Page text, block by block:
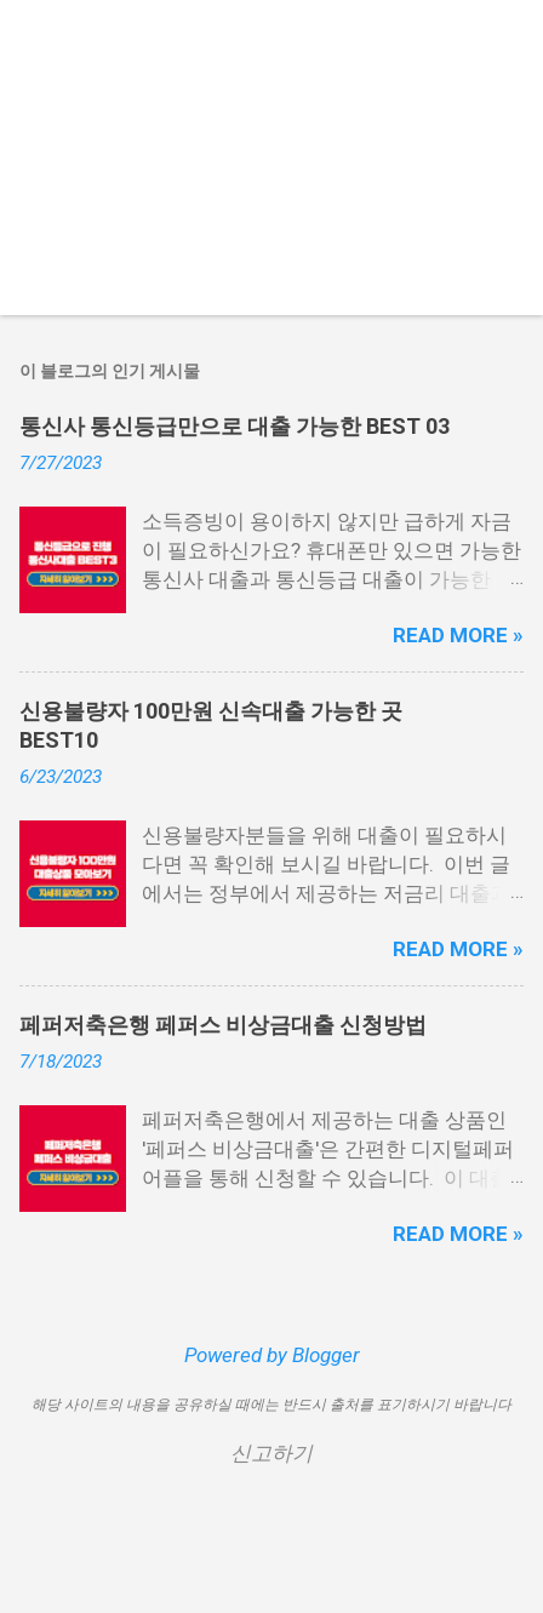
이 블로그의 인기 게시물
통신사 통신등급만으로 대출 가능한 BEST 03
7/27/2023
소득증빙이 용이하지 않지만 급하게 자금
이 필요하신가요? 휴대폰만 있으면 가능한
통신사 대출과 통신등급 대출이 가능한 곳
신사 대출이란? 급히 자금이 필요한 상황
이 발생하면, 때로는 소액 대출을 고려해야
할 수도 있습니다. 하지만 이직 준비로 인
해 무직 상태이거나 소득 증빙이 어려운 상
대출 상품은 휴대폰만 있으면 간편하게 신
청할 수 있으며, 통신 등급에 따라 대출이
가능합니다. 마치 신용등급처럼 등급별로
부 내역과 장기간에 걸쳐 통신사를 이용한
우량한 고객이면, 추가 혜택도 받을 수 있
습니다. 급히 자금이 필요한 경우, 소액 대
해야 할 수도 있습니다. 그러나 통신사 대
출을 고민해보셨다면, 무직자에게는 매우
기쁜 소식일 것입니다. 통신사 대출은 휴대
통신 사용량을 토대로 신용 등급을 부여하
다. 통신사 대출 및 통신 등급 대출이 가능
한 모바일 간편 대출 상품에 대한 안내를
가능한 곳 BEST03 1. 핀크 생활비 대출 핀
READ MORE »
신용불량자 100만원 신속대출 가능한 곳
BEST10
6/23/2023
신용불량자분들을 위해 대출이 필요하시
다면 꼭 확인해 보시길 바랍니다. 이번 글
에서는 정부에서 제공하는 저금리 대출과
상위 10개 상품을 추천해 드립니다. 📌 목
차 1. 소액생계비대출: 연체자 100만원 대
출 2. 신용회복위원회 성실상환자대출 3.
신용회복위원회 비대면 간편대출 4. 햇살
7. 국민행복기금 소액대출 8. 웰컴저축은
행 웰컴희망대출 9. 미래크레디트대부 10.
신용불량자 자동차담보대출 11. 결론 1. 소
생계비대출은 2023년 3월부터 시작된 정
니다. 단, 한정된 예산으로 가장 취약한 계
대 100만원으로 제한됩니다. 대출 기간은
1년이며, 대출금에 대해 연 15.9%의 금리
READ MORE »
페퍼저축은행 페퍼스 비상금대출 신청방법
7/18/2023
페퍼저축은행에서 제공하는 대출 상품인
'페퍼스 비상금대출'은 간편한 디지털페퍼
어플을 통해 신청할 수 있습니다. 이 대출
출 한도를 제공하며, 프리랜서 분들과 같이
출 상품은 최대 500만원까지 대출 가능하
대출 기간은 3년으로 정해져 있으며, 대출
자격은 추정소득 증빙 가능한 모든 분들이
이용 가능합니다. 페퍼스 비상금대출 이외
READ MORE »
Powered by Blogger
해당 사이트의 내용을 공유하실 때에는 반드시 출처를 표기하시기 바랍니다
신고하기